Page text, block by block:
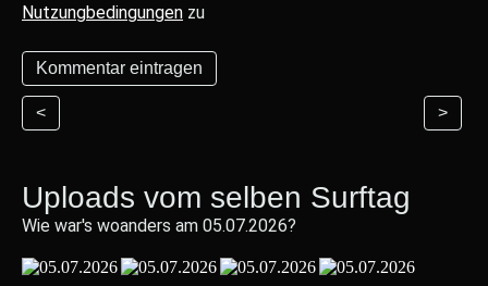
Nutzungbedingungen zu
< >
Uploads vom selben Surftag
Wie war's woanders am 05.07.2026?